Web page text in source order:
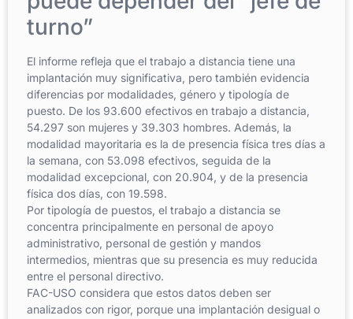
turno”
El informe refleja que el trabajo a distancia tiene una
implantación muy significativa, pero también evidencia
diferencias por modalidades, género y tipología de
puesto. De los 93.600 efectivos en trabajo a distancia,
54.297 son mujeres y 39.303 hombres. Además, la
modalidad mayoritaria es la de presencia física tres días a
la semana, con 53.098 efectivos, seguida de la
modalidad excepcional, con 20.904, y de la presencia
física dos días, con 19.598.
Por tipología de puestos, el trabajo a distancia se
concentra principalmente en personal de apoyo
administrativo, personal de gestión y mandos
intermedios, mientras que su presencia es muy reducida
entre el personal directivo.
FAC-USO considera que estos datos deben ser
analizados con rigor, porque una implantación desigual o